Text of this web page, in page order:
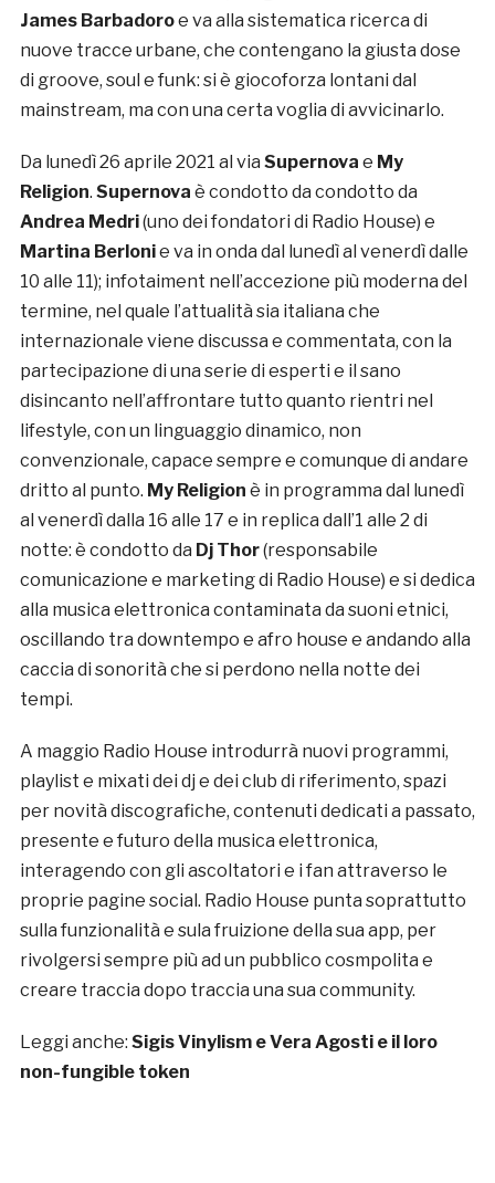
James Barbadoroe va alla sistematica ricerca di
nuove tracce urbane, che contengano la giusta dose
di groove, soul e funk: si è giocoforza lontani dal
mainstream, ma con una certa voglia di avvicinarlo.
Da lunedì 26 aprile 2021 al via Supernova e My
Religion. Supernova è condotto da condotto da
Andrea Medri(uno dei fondatori di Radio House) e
Martina Berlonie va in onda dal lunedì al venerdì dalle
10 alle 11); infotaiment nell’accezione più moderna del
termine, nel quale l’attualità sia italiana che
internazionale viene discussa e commentata, con la
partecipazione di una serie di esperti e il sano
disincanto nell’affrontare tutto quanto rientri nel
lifestyle, con un linguaggio dinamico, non
convenzionale, capace sempre e comunque di andare
dritto al punto. My Religion è in programma dal lunedì
al venerdì dalla 16 alle 17 e in replica dall’1 alle 2 di
notte: è condotto da Dj Thor(responsabile
comunicazione e marketing di Radio House) e si dedica
alla musica elettronica contaminata da suoni etnici,
oscillando tra downtempo e afro house e andando alla
caccia di sonorità che si perdono nella notte dei
tempi.
A maggio Radio House introdurrà nuovi programmi,
playlist e mixati dei dj e dei club di riferimento, spazi
per novità discografiche, contenuti dedicati a passato,
presente e futuro della musica elettronica,
interagendo con gli ascoltatori e i fan attraverso le
proprie pagine social. Radio House punta soprattutto
sulla funzionalità e sula fruizione della sua app, per
rivolgersi sempre più ad un pubblico cosmpolita e
creare traccia dopo traccia una sua community.
Leggi anche: Sigis Vinylism e Vera Agosti e il loro
non-fungible token